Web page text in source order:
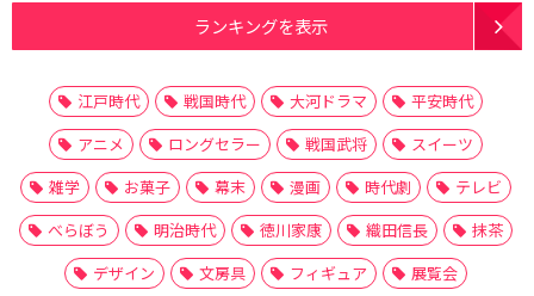
ランキングを表示
江戸時代 戦国時代 大河ドラマ
平安時代
アニメ
ロングセラー 戦国武将
スイーツ
雑学
お菓子 幕末 漫画 時代劇
テレビ
べらぼう
明治時代 徳川家康 織田信長
抹茶
デザイン
文房具 フィギュア
展覧会